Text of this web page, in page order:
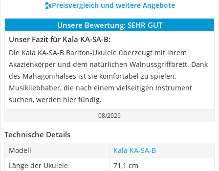
Preisvergleich und weitere Angebote
Unsere Bewertung: SEHR GUT
Unser Fazit für Kala ‎KA-SA-B:
Die Kala KA-SA-B Bariton-Ukulele überzeugt mit ihrem
Akazienkörper und dem natürlichen Walnussgriffbrett. Dank
des Mahagonihalses ist sie komfortabel zu spielen.
Musikliebhaber, die nach einem vielseitigen Instrument
suchen, werden hier fündig.
08/2026
Technische Details
Modell
Kala ‎KA-SA-B
Länge der Ukulele
71,1 cm